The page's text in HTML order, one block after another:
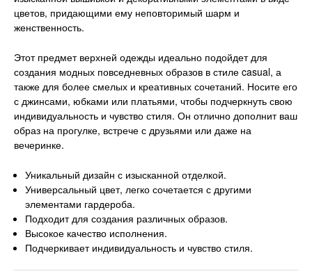
цветов, придающими ему неповторимый шарм и
женственность.
Этот предмет верхней одежды идеально подойдет для
создания модных повседневных образов в стиле casual, а
также для более смелых и креативных сочетаний. Носите его
с джинсами, юбками или платьями, чтобы подчеркнуть свою
индивидуальность и чувство стиля. Он отлично дополнит ваш
образ на прогулке, встрече с друзьями или даже на
вечеринке.
Уникальный дизайн с изысканной отделкой.
Универсальный цвет, легко сочетается с другими
элементами гардероба.
Подходит для создания различных образов.
Высокое качество исполнения.
Подчеркивает индивидуальность и чувство стиля.